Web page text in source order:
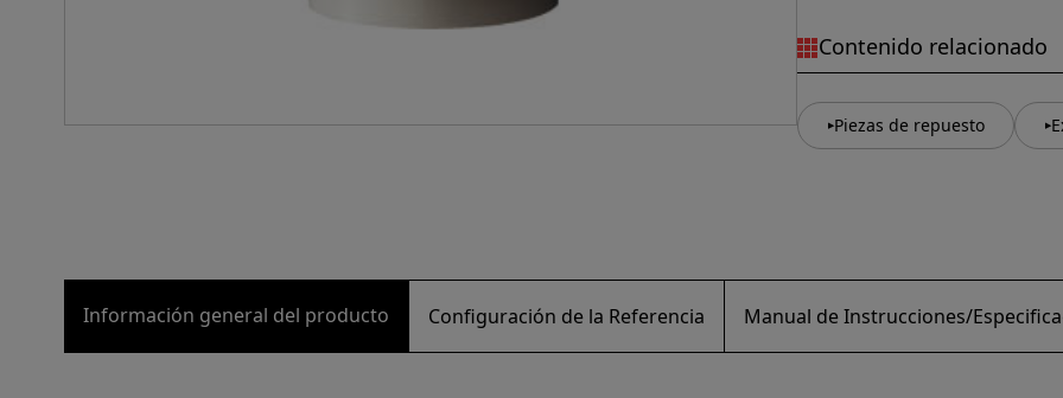
Contenido relacionado
Piezas de repuesto
Información general del producto Configuración de la Referencia Manual de Instrucciones/